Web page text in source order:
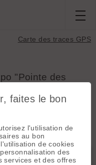
Carte des traces GPS
"Pointe des
- Thabor - Mont Cenis
faites le bon
l'utilisation de
au bon
de cookies
des
services et des offres